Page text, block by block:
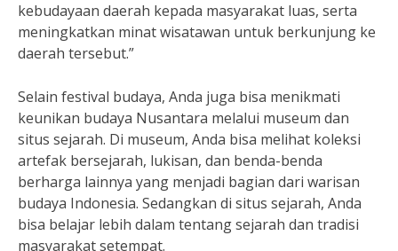
kebudayaan daerah kepada masyarakat luas, serta
meningkatkan minat wisatawan untuk berkunjung ke
daerah tersebut.”
Selain festival budaya, Anda juga bisa menikmati
keunikan budaya Nusantara melalui museum dan
situs sejarah. Di museum, Anda bisa melihat koleksi
artefak bersejarah, lukisan, dan benda-benda
berharga lainnya yang menjadi bagian dari warisan
budaya Indonesia. Sedangkan di situs sejarah, Anda
bisa belajar lebih dalam tentang sejarah dan tradisi
masyarakat setempat.